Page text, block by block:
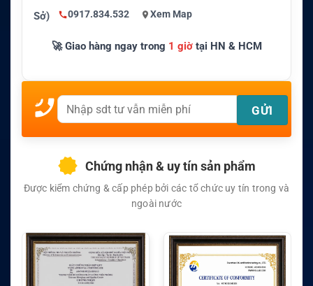
Sở) 0917.834.532 Xem Map
🚀 Giao hàng ngay trong 1 giờtại HN & HCM
Chứng nhận & uy tín sản phẩm
Được kiểm chứng & cấp phép bởi các tổ chức uy tín trong và
ngoài nước